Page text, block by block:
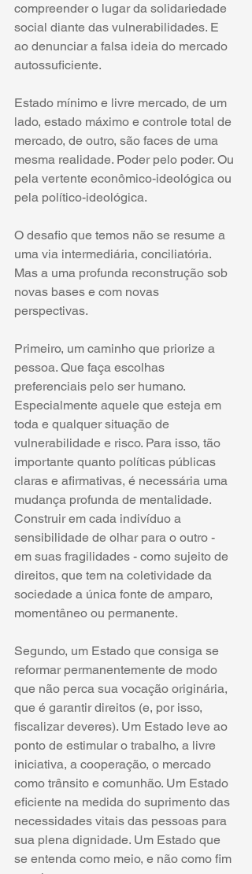
compreender o lugar da solidariedade
social diante das vulnerabilidades. E
ao denunciar a falsa ideia do mercado
autossuficiente.
Estado mínimo e livre mercado, de um
lado, estado máximo e controle total de
mercado, de outro, são faces de uma
mesma realidade. Poder pelo poder. Ou
pela vertente econômico-ideológica ou
pela político-ideológica.
O desafio que temos não se resume a
uma via intermediária, conciliatória.
Mas a uma profunda reconstrução sob
novas bases e com novas
perspectivas.
Primeiro, um caminho que priorize a
pessoa. Que faça escolhas
preferenciais pelo ser humano.
Especialmente aquele que esteja em
toda e qualquer situação de
vulnerabilidade e risco. Para isso, tão
importante quanto políticas públicas
claras e afirmativas, é necessária uma
mudança profunda de mentalidade.
Construir em cada indivíduo a
sensibilidade de olhar para o outro -
em suas fragilidades - como sujeito de
direitos, que tem na coletividade da
sociedade a única fonte de amparo,
momentâneo ou permanente.
Segundo, um Estado que consiga se
reformar permanentemente de modo
que não perca sua vocação originária,
que é garantir direitos (e, por isso,
fiscalizar deveres). Um Estado leve ao
ponto de estimular o trabalho, a livre
iniciativa, a cooperação, o mercado
como trânsito e comunhão. Um Estado
eficiente na medida do suprimento das
necessidades vitais das pessoas para
sua plena dignidade. Um Estado que
se entenda como meio, e não como fim